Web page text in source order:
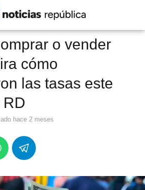
o vender
cómo
las tasas este
hace 2 meses